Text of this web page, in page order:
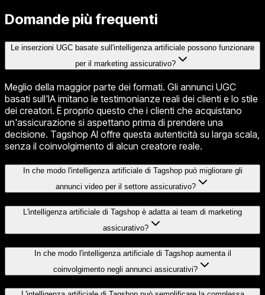
Domande più frequenti
Le inserzioni UGC basate sull'intelligenza artificiale possono funzionare
per il marketing assicurativo?
Meglio della maggior parte dei formati. Gli annunci UGC
basati sull'IA imitano le testimonianze reali dei clienti e lo stile
dei creatori. È proprio questo che i clienti che acquistano
un'assicurazione si aspettano prima di prendere una
decisione. Tagshop AI offre questa autenticità su larga scala,
senza il coinvolgimento di alcun creatore reale.
In che modo l'intelligenza artificiale di Tagshop può migliorare gli
annunci video per il settore assicurativo?
L'intelligenza artificiale di Tagshop è adatta ai team di marketing
assicurativo?
In che modo l'intelligenza artificiale di Tagshop aumenta il
coinvolgimento negli annunci assicurativi?